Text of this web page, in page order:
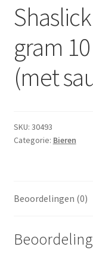
Droge
Frites
Koeling
Salades
gram
(met
SKU: 30493
Categorie: Bieren
Beoordelingen (0)